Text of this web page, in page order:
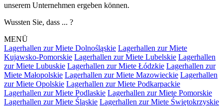
unserem Unternehmen ergeben können.
Wussten Sie, dass ... ?
MENÜ
Lagerhallen zur Miete Dolnośląskie Lagerhallen zur Miete
Kujawsko-Pomorskie Lagerhallen zur Miete Lubelskie Lagerhallen
zur Miete Lubuskie Lagerhallen zur Miete Łódzkie Lagerhallen zur
Miete Małopolskie Lagerhallen zur Miete Mazowieckie Lagerhallen
zur Miete Opolskie Lagerhallen zur Miete Podkarpackie
Lagerhallen zur Miete Podlaskie Lagerhallen zur Miete Pomorskie
Lagerhallen zur Miete Śląskie Lagerhallen zur Miete Świętokrzyskie